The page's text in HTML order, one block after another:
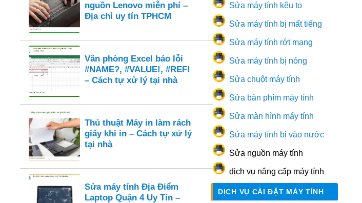
nguồn Lenovo miễn phí –
Địa chỉ uy tín TPHCM
Văn phòng Excel báo lỗi
#NAME?, #VALUE!, #REF!
– Cách tự xử lý tại nhà
Thủ thuật Máy in làm rách
giấy khi in – Cách tự xử lý
tại nhà
Sửa máy tính Địa Điểm
Laptop Quận 4 Uy Tín –
Sửa máy tính kêu to
Sửa máy tính bị mất tiếng
Sửa máy tính rớt mạng
Sửa máy tính bị nóng
Sửa chuột máy tính
Sửa bàn phím máy tính
Sửa màn hình máy tính
Sửa máy tính bị vào nước
Sửa nguồn máy tính
dịch vụ nâng cấp máy tính
DỊCH VỤ CÀI ĐẶT MÁY TÍNH